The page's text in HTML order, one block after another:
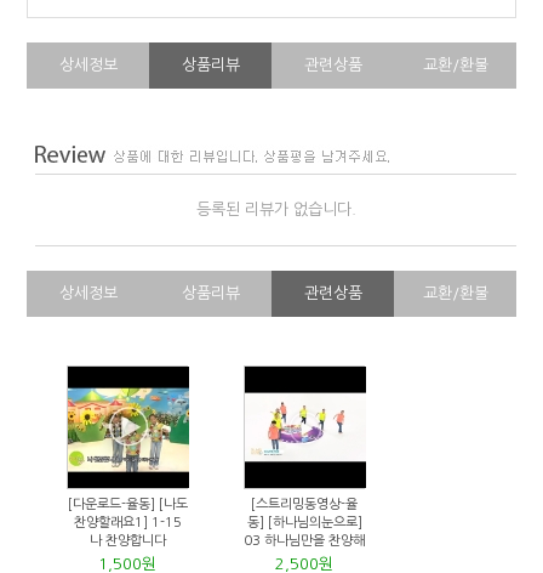
상세정보 상품리뷰 관련상품 교환/환불
등록된 리뷰가 없습니다.
상세정보 상품리뷰 관련상품 교환/환불
[다운로드-율동] [나도
찬양할래요1] 1-15
나 찬양합니다
1,500원
[스트리밍동영상-율
동] [하나님의눈으로]
03 하나님만을 찬양해
2,500원